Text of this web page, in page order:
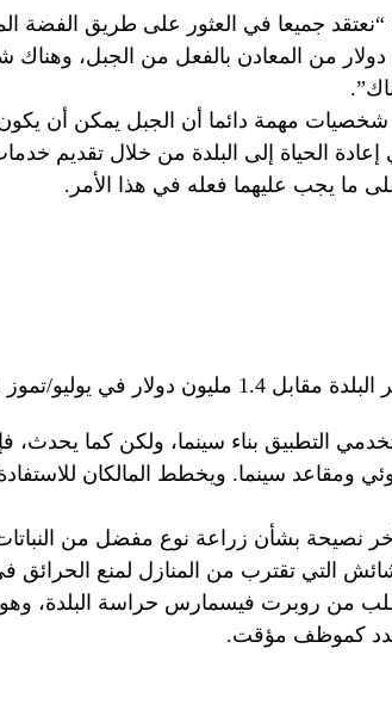
: “نعتقد جميعا في العثور على طريق الفضة
مهمة دائما أن الجبل يمكن أن يكون
الحياة إلى البلدة من خلال تقديم
ما يجب عليهما فعله في هذا الأمر.
في يوليو/تموز العام الماضي
التطبيق بناء سينما، ولكن كما يحدث،
ومقاعد سينما. ويخطط المالكان
نصيحة بشأن زراعة نوع مفضل من
التي تقترب من المنازل لمنع الحرائق
من روبرت فيسمارس حراسة البلدة، وهو
كموظف مؤقت.